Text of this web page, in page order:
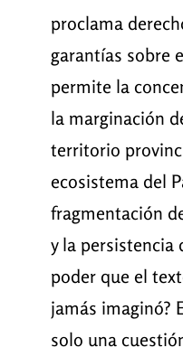
proclama
garantías sobre
permite la
la marginación
territorio
ecosistema del
fragmentación
y la persistencia
poder que el
jamás imaginó?
solo una